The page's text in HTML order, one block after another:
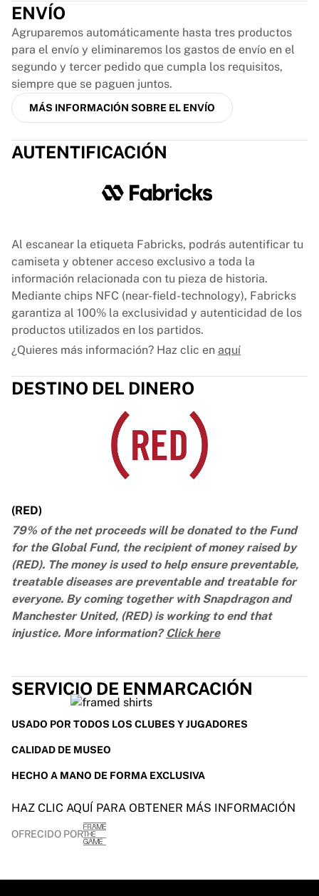
Autenticación de camisetas
Mi colección
ENVÍO
Agruparemos automáticamente hasta tres productos
para el envío y eliminaremos los gastos de envío en el
segundo y tercer pedido que cumpla los requisitos,
siempre que se paguen juntos.
MÁS INFORMACIÓN SOBRE EL ENVÍO
AUTENTIFICACIÓN
Al escanear la etiqueta Fabricks, podrás autentificar tu
camiseta y obtener acceso exclusivo a toda la
información relacionada con tu pieza de historia.
Mediante chips NFC (near-field-technology), Fabricks
garantiza al 100% la exclusividad y autenticidad de los
productos utilizados en los partidos.
¿Quieres más información? Haz clic en aquí
DESTINO DEL DINERO
(RED)
79% of the net proceeds will be donated to the Fund
for the Global Fund, the recipient of money raised by
(RED). The money is used to help ensure preventable,
treatable diseases are preventable and treatable for
everyone. By coming together with Snapdragon and
Manchester United, (RED) is working to end that
injustice. More information? Click here
SERVICIO DE ENMARCACIÓN
USADO POR TODOS LOS CLUBES Y JUGADORES
CALIDAD DE MUSEO
HECHO A MANO DE FORMA EXCLUSIVA
HAZ CLIC AQUÍ PARA OBTENER MÁS INFORMACIÓN
OFRECIDO POR